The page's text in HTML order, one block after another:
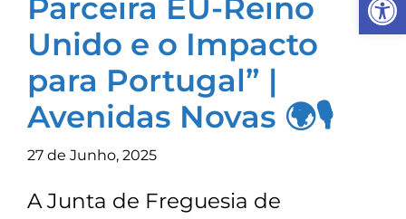
Informações
Notícias
Parceira EU-Reino
Unido e o Impacto
para Portugal” |
Avenidas Novas 🌍🎙️
27 de Junho, 2025
A Junta de Freguesia de